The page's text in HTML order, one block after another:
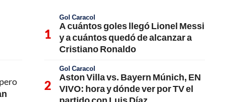
Gol Caracol
A cuántos goles llegó Lionel Messi
y a cuántos quedó de alcanzar a
Cristiano Ronaldo
Gol Caracol
Aston Villa vs. Bayern Múnich, EN
VIVO: hora y dónde ver por TV el